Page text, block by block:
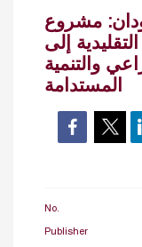
مشروع
إلى
والتنمية
المستدامة
No.
Publisher